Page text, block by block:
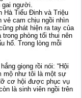
gai người.
Hà Tiểu Đinh và Triệu
vẻ cam chịu ngồi nhìn
phát hiện ra tay của
phòng tối thui nên
hổ. Trong lòng mỗi
giọng rồi nói: “Hội
mộ như tôi là một sự
cơ hội được phục vụ
là sinh viên ngồi trên